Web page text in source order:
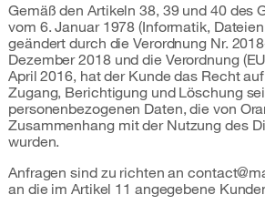
Gemäß den Artikeln 38, 39 und 40 des
vom 6. Januar 1978 (Informatik,
geändert durch die Verordnung Nr.
Dezember 2018 und die Verordnung
April 2016, hat der Kunde das Recht
Zugang, Berichtigung und Löschung
personenbezogenen Daten, die von
Zusammenhang mit der Nutzung des
wurden.
Anfragen sind zu richten an
an die im Artikel 11 angegebene